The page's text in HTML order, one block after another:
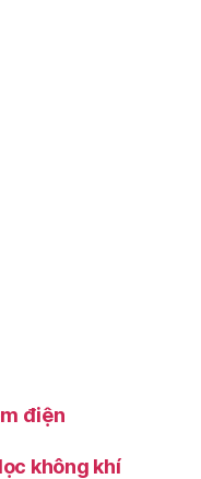
điện
không khí